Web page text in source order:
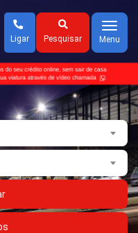
Pesquisar
Ligar
Menu
Menu